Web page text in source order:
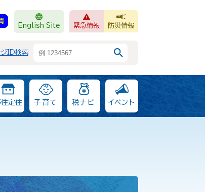
English Site 緊急情報 防災情報
ジID検索
定住 子育て 税ナビ イベント